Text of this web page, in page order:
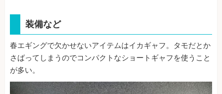
装備など
春エギングで欠かせないアイテムはイカギャフ。タモだとか
さばってしまうのでコンパクトなショートギャフを使うこと
が多い。